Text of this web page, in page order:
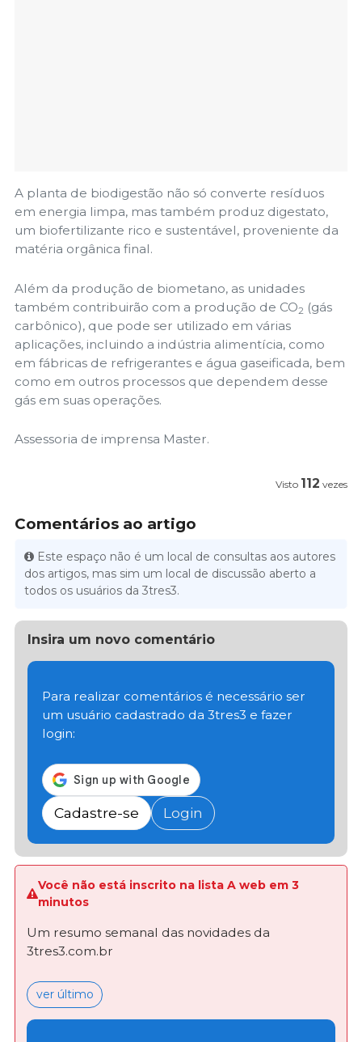
A planta de biodigestão não só converte resíduos
em energia limpa, mas também produz digestato,
um biofertilizante rico e sustentável, proveniente da
matéria orgânica final.
Além da produção de biometano, as unidades
também contribuirão com a produção de CO2 (gás
carbônico), que pode ser utilizado em várias
aplicações, incluindo a indústria alimentícia, como
em fábricas de refrigerantes e água gaseificada, bem
como em outros processos que dependem desse
gás em suas operações.
Assessoria de imprensa Master.
Visto 112 vezes
Comentários ao artigo
Este espaço não é um local de consultas aos autores
dos artigos, mas sim um local de discussão aberto a
todos os usuários da 3tres3.
Insira um novo comentário
Para realizar comentários é necessário ser
um usuário cadastrado da 3tres3 e fazer
login:
Cadastre-se Login
Você não está inscrito na lista A web em 3
minutos
Um resumo semanal das novidades da
3tres3.com.br
ver último